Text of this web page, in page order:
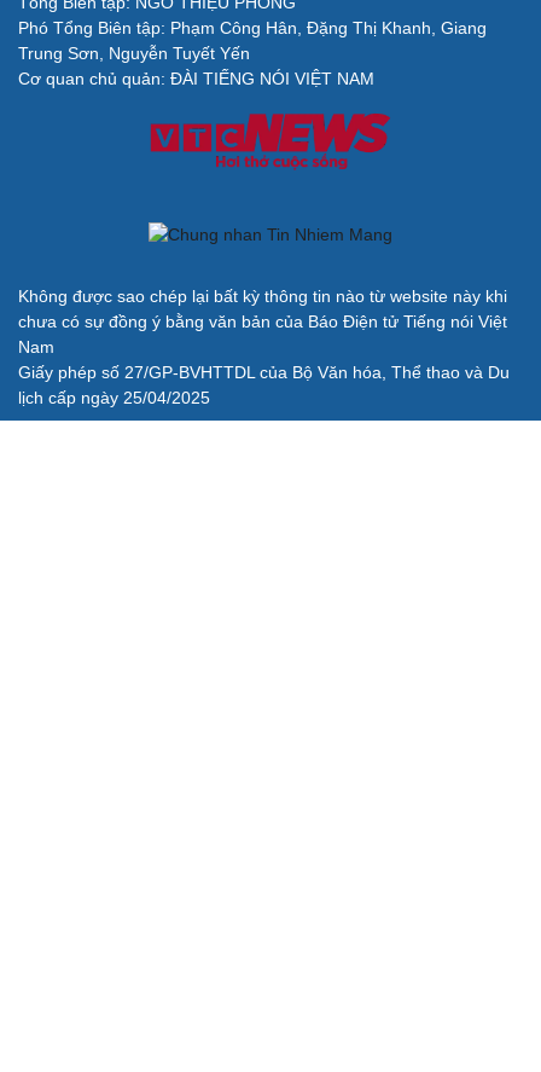
Phó Tổng Biên tập: Phạm Công Hân, Đặng Thị Khanh, Giang
Trung Sơn, Nguyễn Tuyết Yến
Cơ quan chủ quản: ĐÀI TIẾNG NÓI VIỆT NAM
Không được sao chép lại bất kỳ thông tin nào từ website này khi
chưa có sự đồng ý bằng văn bản của Báo Điện tử Tiếng nói Việt
Nam
Giấy phép số 27/GP-BVHTTDL của Bộ Văn hóa, Thể thao và Du
lịch cấp ngày 25/04/2025